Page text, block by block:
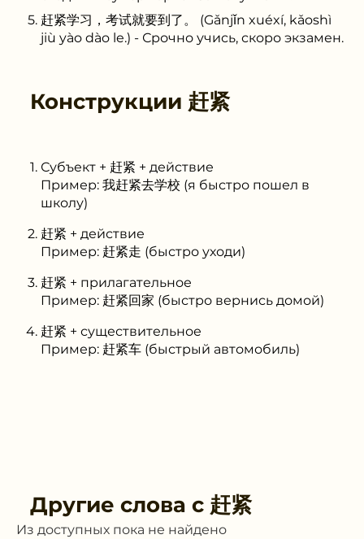
赶紧学习，考试就要到了。 (Gǎnjǐn xuéxí, kǎoshì
jiù yào dào le.) - Срочно учись, скоро экзамен.
Конструкции 赶紧
Субъект + 赶紧 + действие
Пример: 我赶紧去学校 (я быстро пошел в
школу)
赶紧 + действие
Пример: 赶紧走 (быстро уходи)
赶紧 + прилагательное
Пример: 赶紧回家 (быстро вернись домой)
赶紧 + существительное
Пример: 赶紧车 (быстрый автомобиль)
Другие слова с 赶紧
Из доступных пока не найдено